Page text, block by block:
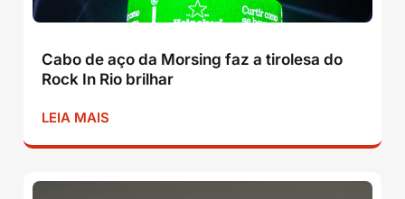
Cabo de aço da Morsing faz a tirolesa do
Rock In Rio brilhar
LEIA MAIS